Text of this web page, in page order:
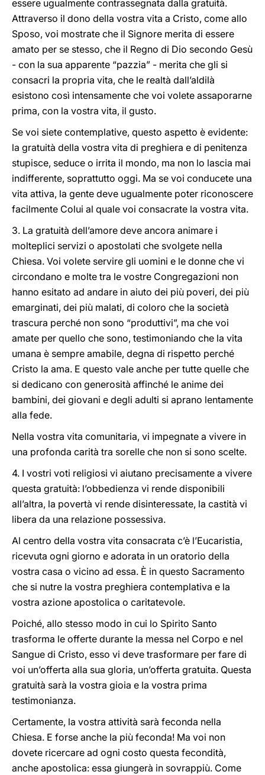
essere ugualmente contrassegnata dalla gratuità.
Attraverso il dono della vostra vita a Cristo, come allo
Sposo, voi mostrate che il Signore merita di essere
amato per se stesso, che il Regno di Dio secondo Gesù
- con la sua apparente “pazzia” - merita che gli si
consacri la propria vita, che le realtà dall’aldilà
esistono così intensamente che voi volete assaporarne
prima, con la vostra vita, il gusto.
Se voi siete contemplative, questo aspetto è evidente:
la gratuità della vostra vita di preghiera e di penitenza
stupisce, seduce o irrita il mondo, ma non lo lascia mai
indifferente, soprattutto oggi. Ma se voi conducete una
vita attiva, la gente deve ugualmente poter riconoscere
facilmente Colui al quale voi consacrate la vostra vita.
3. La gratuità dell’amore deve ancora animare i
molteplici servizi o apostolati che svolgete nella
Chiesa. Voi volete servire gli uomini e le donne che vi
circondano e molte tra le vostre Congregazioni non
hanno esitato ad andare in aiuto dei più poveri, dei più
emarginati, dei più malati, di coloro che la società
trascura perché non sono “produttivi”, ma che voi
amate per quello che sono, testimoniando che la vita
umana è sempre amabile, degna di rispetto perché
Cristo la ama. E questo vale anche per tutte quelle che
si dedicano con generosità affinché le anime dei
bambini, dei giovani e degli adulti si aprano lentamente
alla fede.
Nella vostra vita comunitaria, vi impegnate a vivere in
una profonda carità tra sorelle che non si sono scelte.
4. I vostri voti religiosi vi aiutano precisamente a vivere
questa gratuità: l’obbedienza vi rende disponibili
all’altra, la povertà vi rende disinteressate, la castità vi
libera da una relazione possessiva.
Al centro della vostra vita consacrata c’è l’Eucaristia,
ricevuta ogni giorno e adorata in un oratorio della
vostra casa o vicino ad essa. È in questo Sacramento
che si nutre la vostra preghiera contemplativa e la
vostra azione apostolica o caritatevole.
Poiché, allo stesso modo in cui lo Spirito Santo
trasforma le offerte durante la messa nel Corpo e nel
Sangue di Cristo, esso vi deve trasformare per fare di
voi un’offerta alla sua gloria, un’offerta gratuita. Questa
gratuità sarà la vostra gioia e la vostra prima
testimonianza.
Certamente, la vostra attività sarà feconda nella
Chiesa. E forse anche la più feconda! Ma voi non
dovete ricercare ad ogni costo questa fecondità,
anche apostolica: essa giungerà in sovrappiù. Come